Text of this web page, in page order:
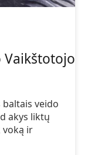
Vaikštotojo
baltais veido
akys liktų
voką ir